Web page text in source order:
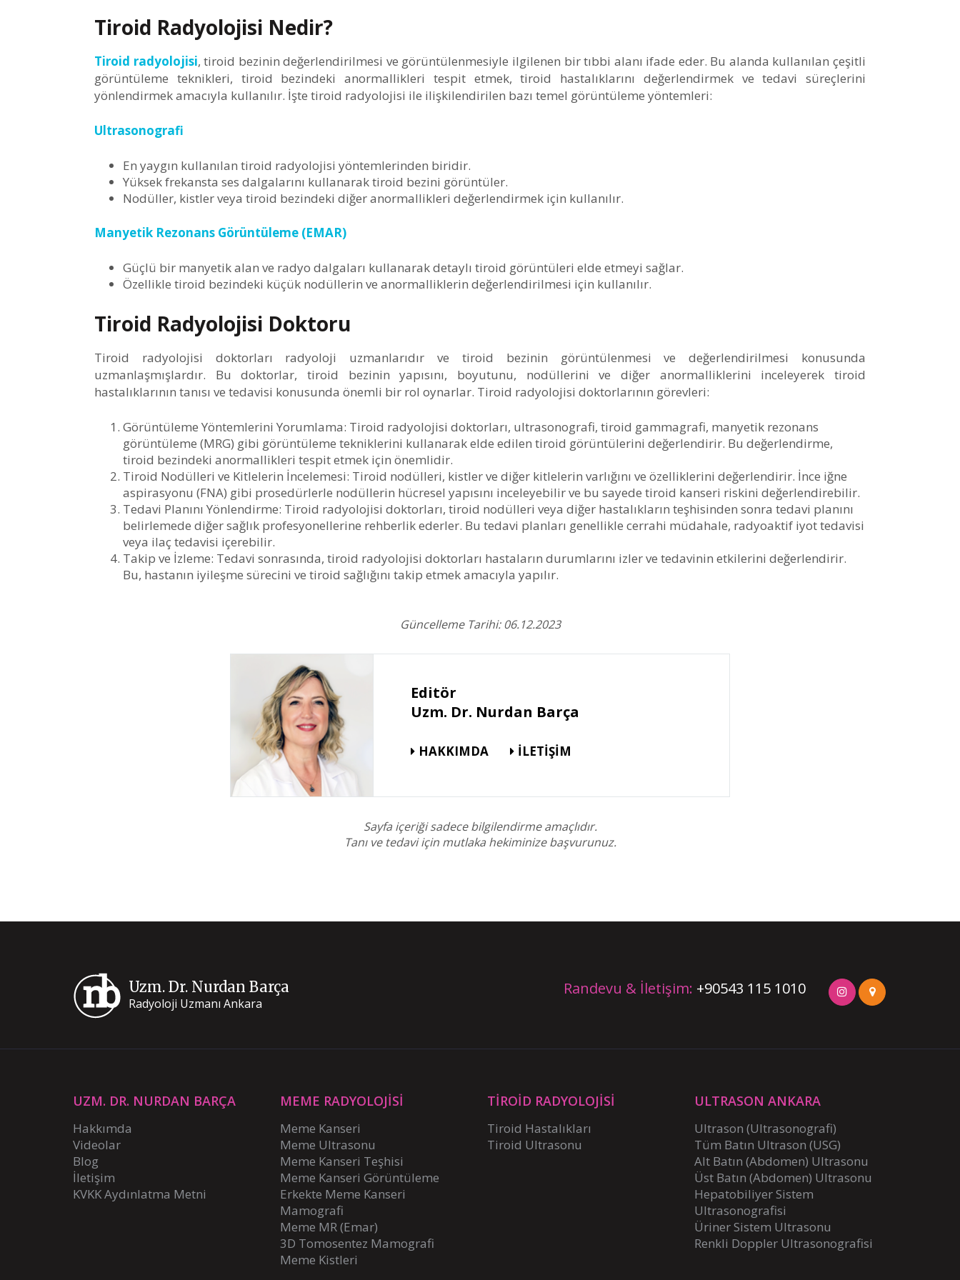
Tiroid Radyolojisi Nedir?
Tiroid radyolojisi, tiroid bezinin değerlendirilmesi ve görüntülenmesiyle ilgilenen bir tıbbi alanı ifade eder. Bu alanda kullanılan çeşitli
görüntüleme teknikleri, tiroid bezindeki anormallikleri tespit etmek, tiroid hastalıklarını değerlendirmek ve tedavi süreçlerini
yönlendirmek amacıyla kullanılır. İşte tiroid radyolojisi ile ilişkilendirilen bazı temel görüntüleme yöntemleri:
Ultrasonografi
En yaygın kullanılan tiroid radyolojisi yöntemlerinden biridir.
Yüksek frekansta ses dalgalarını kullanarak tiroid bezini görüntüler.
Nodüller, kistler veya tiroid bezindeki diğer anormallikleri değerlendirmek için kullanılır.
Manyetik Rezonans Görüntüleme (EMAR)
Güçlü bir manyetik alan ve radyo dalgaları kullanarak detaylı tiroid görüntüleri elde etmeyi sağlar.
Özellikle tiroid bezindeki küçük nodüllerin ve anormalliklerin değerlendirilmesi için kullanılır.
Tiroid Radyolojisi Doktoru
Tiroid radyolojisi doktorları radyoloji uzmanlarıdır ve tiroid bezinin görüntülenmesi ve değerlendirilmesi konusunda
uzmanlaşmışlardır. Bu doktorlar, tiroid bezinin yapısını, boyutunu, nodüllerini ve diğer anormalliklerini inceleyerek tiroid
hastalıklarının tanısı ve tedavisi konusunda önemli bir rol oynarlar. Tiroid radyolojisi doktorlarının görevleri:
Görüntüleme Yöntemlerini Yorumlama: Tiroid radyolojisi doktorları, ultrasonografi, tiroid gammagrafi, manyetik rezonans
görüntüleme (MRG) gibi görüntüleme tekniklerini kullanarak elde edilen tiroid görüntülerini değerlendirir. Bu değerlendirme,
tiroid bezindeki anormallikleri tespit etmek için önemlidir.
Tiroid Nodülleri ve Kitlelerin İncelemesi: Tiroid nodülleri, kistler ve diğer kitlelerin varlığını ve özelliklerini değerlendirir. İnce iğne
aspirasyonu (FNA) gibi prosedürlerle nodüllerin hücresel yapısını inceleyebilir ve bu sayede tiroid kanseri riskini değerlendirebilir.
Tedavi Planını Yönlendirme: Tiroid radyolojisi doktorları, tiroid nodülleri veya diğer hastalıkların teşhisinden sonra tedavi planını
belirlemede diğer sağlık profesyonellerine rehberlik ederler. Bu tedavi planları genellikle cerrahi müdahale, radyoaktif iyot tedavisi
veya ilaç tedavisi içerebilir.
Takip ve İzleme: Tedavi sonrasında, tiroid radyolojisi doktorları hastaların durumlarını izler ve tedavinin etkilerini değerlendirir.
Bu, hastanın iyileşme sürecini ve tiroid sağlığını takip etmek amacıyla yapılır.
Güncelleme Tarihi: 06.12.2023
Editör
Uzm. Dr. Nurdan Barça
HAKKIMDA İLETİŞİM
Sayfa içeriği sadece bilgilendirme amaçlıdır.
Tanı ve tedavi için mutlaka hekiminize başvurunuz.
Uzm. Dr. Nurdan Barça
Radyoloji Uzmanı Ankara
Randevu & İletişim: +90543 115 1010
UZM. DR. NURDAN BARÇA
Hakkımda
Videolar
Blog
İletişim
KVKK Aydınlatma Metni
MEME RADYOLOJİSİ
Meme Kanseri
Meme Ultrasonu
Meme Kanseri Teşhisi
Meme Kanseri Görüntüleme
Erkekte Meme Kanseri
Mamografi
Meme MR (Emar)
3D Tomosentez Mamografi
Meme Kistleri
TİROİD RADYOLOJİSİ
Tiroid Hastalıkları
Tiroid Ultrasonu
ULTRASON ANKARA
Ultrason (Ultrasonografi)
Tüm Batın Ultrason (USG)
Alt Batın (Abdomen) Ultrasonu
Üst Batın (Abdomen) Ultrasonu
Hepatobiliyer Sistem
Ultrasonografisi
Üriner Sistem Ultrasonu
Renkli Doppler Ultrasonografisi